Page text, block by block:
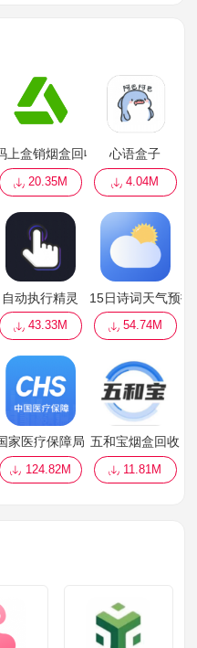
上盒销烟盒回收
20.35M
心语盒子
4.04M
自动执行精灵
43.33M
15日诗词天气预报
54.74M
家医疗保障局
124.82M
五和宝烟盒回收
11.81M